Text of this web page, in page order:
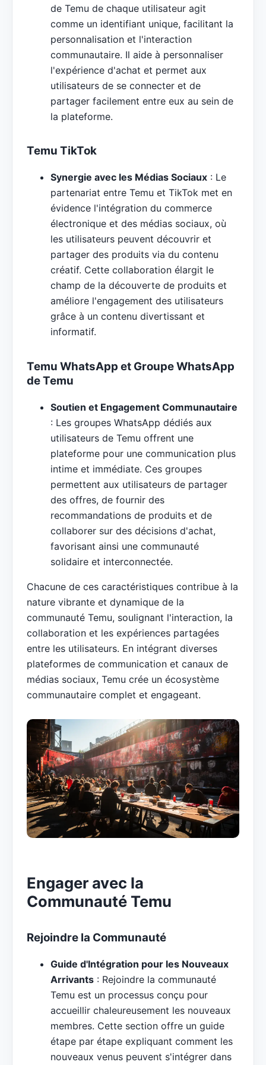
de Temu de chaque utilisateur agit
comme un identifiant unique, facilitant la
personnalisation et l'interaction
communautaire. Il aide à personnaliser
l'expérience d'achat et permet aux
utilisateurs de se connecter et de
partager facilement entre eux au sein de
la plateforme.
Temu TikTok
Synergie avec les Médias Sociaux : Le
partenariat entre Temu et TikTok met en
évidence l'intégration du commerce
électronique et des médias sociaux, où
les utilisateurs peuvent découvrir et
partager des produits via du contenu
créatif. Cette collaboration élargit le
champ de la découverte de produits et
améliore l'engagement des utilisateurs
grâce à un contenu divertissant et
informatif.
Temu WhatsApp et Groupe WhatsApp
de Temu
Soutien et Engagement Communautaire
: Les groupes WhatsApp dédiés aux
utilisateurs de Temu offrent une
plateforme pour une communication plus
intime et immédiate. Ces groupes
permettent aux utilisateurs de partager
des offres, de fournir des
recommandations de produits et de
collaborer sur des décisions d'achat,
favorisant ainsi une communauté
solidaire et interconnectée.
Chacune de ces caractéristiques contribue à la
nature vibrante et dynamique de la
communauté Temu, soulignant l'interaction, la
collaboration et les expériences partagées
entre les utilisateurs. En intégrant diverses
plateformes de communication et canaux de
médias sociaux, Temu crée un écosystème
communautaire complet et engageant.
Engager avec la
Communauté Temu
Rejoindre la Communauté
Guide d'Intégration pour les Nouveaux
Arrivants : Rejoindre la communauté
Temu est un processus conçu pour
accueillir chaleureusement les nouveaux
membres. Cette section offre un guide
étape par étape expliquant comment les
nouveaux venus peuvent s'intégrer dans